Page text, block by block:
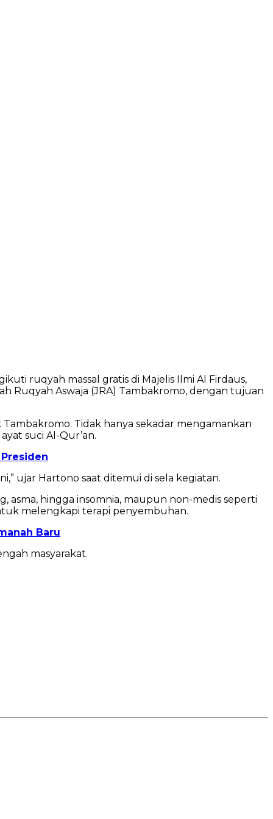
ruqyah massal gratis di Majelis Ilmi Al Firdaus,
Ruqyah Aswaja (JRA) Tambakromo, dengan tujuan
Tidak hanya sekadar mengamankan
suci Al-Qur’an.
ujar Hartono saat ditemui di sela kegiatan.
hingga insomnia, maupun non-medis seperti
melengkapi terapi penyembuhan.
Baru
masyarakat.